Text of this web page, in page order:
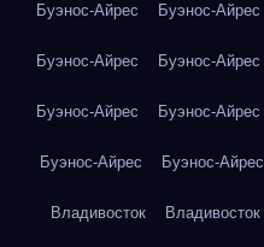
Буэнос-Айрес Буэнос-Айрес
Буэнос-Айрес Буэнос-Айрес
Буэнос-Айрес Буэнос-Айрес
Буэнос-Айрес Буэнос-Айрес
Владивосток Владивосток